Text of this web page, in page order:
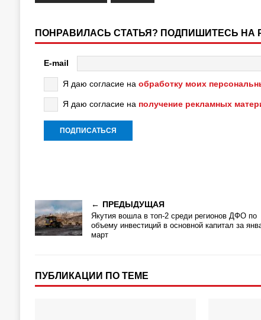
ПОНРАВИЛАСЬ СТАТЬЯ? ПОДПИШИТЕСЬ НА
E-mail
Я даю согласие на обработку моих
Я даю согласие на получение рекламных
ПРЕДЫДУЩАЯ
Якутия вошла в топ-2 среди регионов ДФО по
объему инвестиций в основной капитал за
март
ПУБЛИКАЦИИ ПО ТЕМЕ